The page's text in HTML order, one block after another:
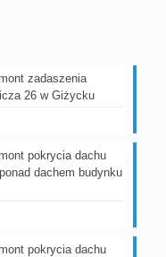
zadaszenia
26 w Giżycku
pokrycia dachu
dachem budynku
pokrycia dachu